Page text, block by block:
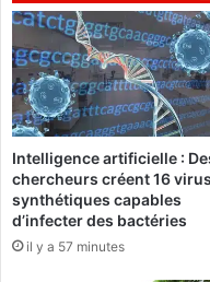
v
e
e
n
t
r
e
d
e
s
l
p
t
e
m
b
r
e
2
0
1
5
Intelligence artificielle :
chercheurs créent 16 virus
synthétiques capables
d’infecter des bactéries
il y a 57 minutes